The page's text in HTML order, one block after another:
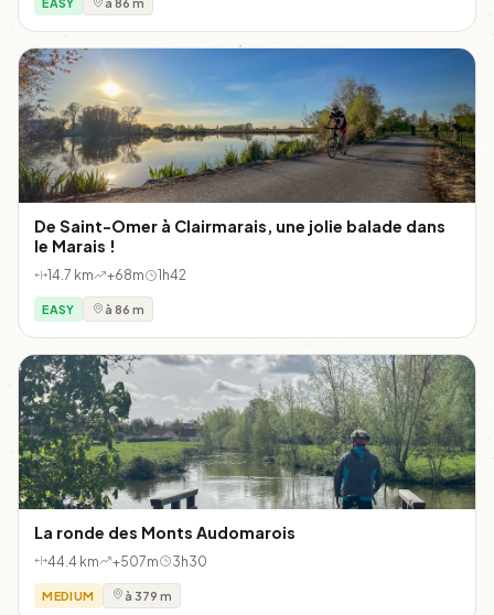
EASY à 86 m
De Saint-Omer à Clairmarais, une jolie balade dans
le Marais !
14.7 km +68m 1h42
EASY à 86 m
La ronde des Monts Audomarois
44.4 km +507m 3h30
MEDIUM à 379 m